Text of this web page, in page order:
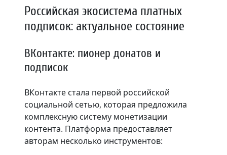
Российская экосистема платных
подписок: актуальное состояние
ВКонтакте: пионер донатов и
подписок
ВКонтакте стала первой российской
социальной сетью, которая предложила
комплексную систему монетизации
контента. Платформа предоставляет
авторам несколько инструментов: